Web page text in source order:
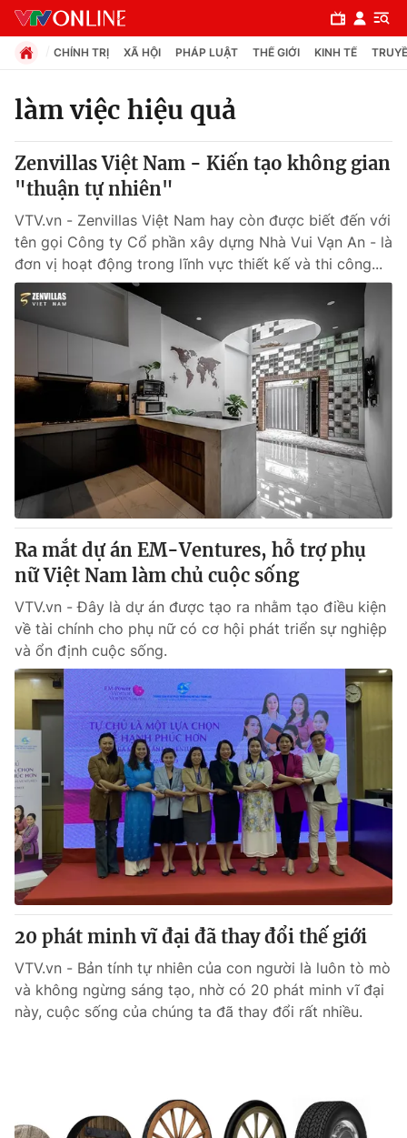
Chuyên mục
Chính trị
Xã hội
Pháp luật
Thế giới
Tin tức
Thế giới đó đây
Câu chuyện quốc tế
Tài chính
Thị trường
Góc doanh nghiệp
Dữ liệu và đời sống
Truyền hình
Phim VTV
Hậu trường
Nhân vật
Khán giả
Giải sao mai
Giải trí
Điện ảnh
Âm nhạc
Đời sống
Du lịch
Làm đẹp
Chất lượng cuộc sống
Giáo dục
Tuyển sinh
Học trực tuyến
Công nghệ
Hitech Công nghệ tương lai
Sản phẩm
Thị trường
Tư vấn
Giao lưu trực tuyến
Lịch phát sóng
Chuyên mục khác
Emagazine Podcast
Photo Infographic
VTV Money VTV Thể thao
CHÍNH TRỊ XÃ HỘI PHÁP LUẬT THẾ GIỚI KINH TẾ
làm việc hiệu quả
Zenvillas Việt Nam - Kiến tạo không gian
"thuận tự nhiên"
VTV.vn - Zenvillas Việt Nam hay còn được biết đến với
tên gọi Công ty Cổ phần xây dựng Nhà Vui Vạn An - là
đơn vị hoạt động trong lĩnh vực thiết kế và thi công...
Ra mắt dự án EM-Ventures, hỗ trợ phụ
nữ Việt Nam làm chủ cuộc sống
VTV.vn - Đây là dự án được tạo ra nhằm tạo điều kiện
về tài chính cho phụ nữ có cơ hội phát triển sự nghiệp
và ổn định cuộc sống.
20 phát minh vĩ đại đã thay đổi thế giới
VTV.vn - Bản tính tự nhiên của con người là luôn tò mò
và không ngừng sáng tạo, nhờ có 20 phát minh vĩ đại
này, cuộc sống của chúng ta đã thay đổi rất nhiều.